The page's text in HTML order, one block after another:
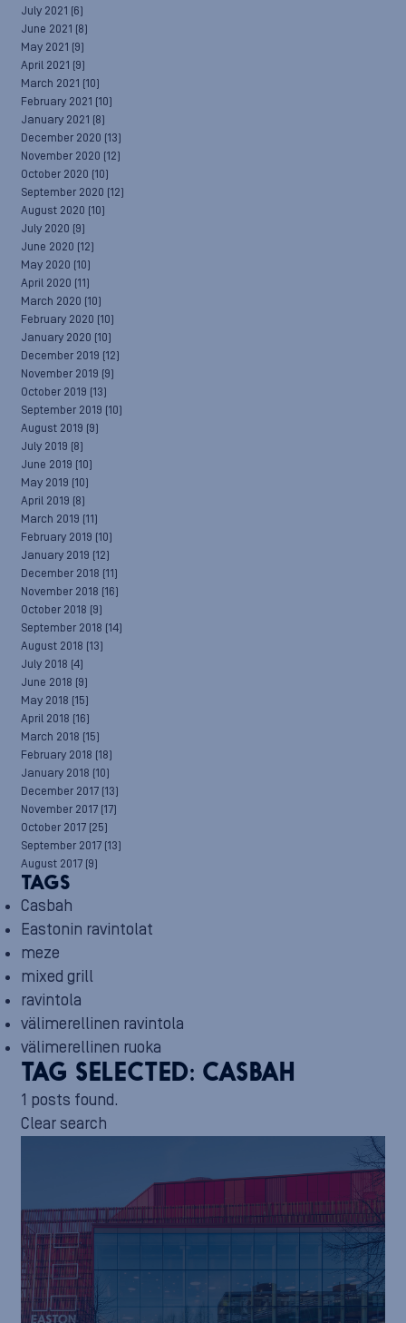
July 2021 (6)
June 2021 (8)
May 2021 (9)
April 2021 (9)
March 2021 (10)
February 2021 (10)
January 2021 (8)
December 2020 (13)
November 2020 (12)
October 2020 (10)
September 2020 (12)
August 2020 (10)
July 2020 (9)
June 2020 (12)
May 2020 (10)
April 2020 (11)
March 2020 (10)
February 2020 (10)
January 2020 (10)
December 2019 (12)
November 2019 (9)
October 2019 (13)
September 2019 (10)
August 2019 (9)
July 2019 (8)
June 2019 (10)
May 2019 (10)
April 2019 (8)
March 2019 (11)
February 2019 (10)
January 2019 (12)
December 2018 (11)
November 2018 (16)
October 2018 (9)
September 2018 (14)
August 2018 (13)
July 2018 (4)
June 2018 (9)
May 2018 (15)
April 2018 (16)
March 2018 (15)
February 2018 (18)
January 2018 (10)
December 2017 (13)
November 2017 (17)
October 2017 (25)
September 2017 (13)
August 2017 (9)
TAGS
Casbah
Eastonin ravintolat
meze
mixed grill
ravintola
välimerellinen ravintola
välimerellinen ruoka
TAG SELECTED: CASBAH
1 posts found.
Clear search